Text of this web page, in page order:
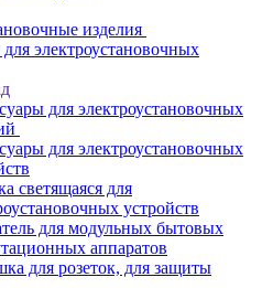
изделия
электроустановочных
для электроустановочных
для электроустановочных
светящаяся для
устройств
для модульных бытовых
аппаратов
для розеток, для защиты